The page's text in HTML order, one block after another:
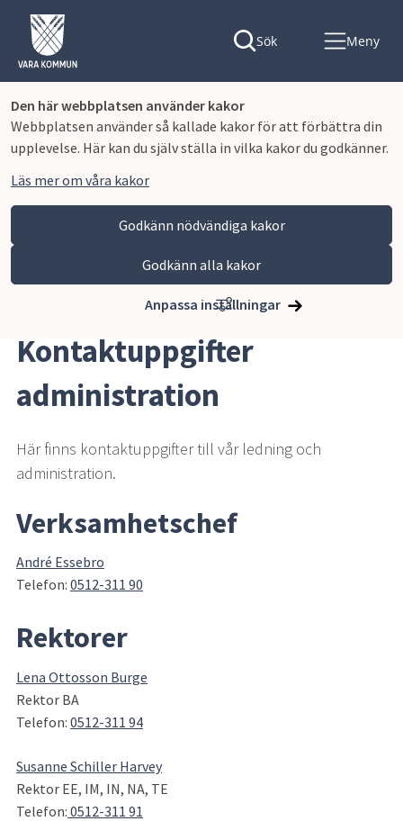
Den här webbplatsen använder kakor
Webbplatsen använder så kallade kakor för att förbättra din
upplevelse. Här kan du själv ställa in vilka kakor du godkänner.
Läs mer om våra kakor
Godkänn nödvändiga kakor
Godkänn alla kakor
Anpassa inställningar
Sök Meny
Lagmansgymnasiet
Kontakta oss
Kontaktuppgifter administration
Kontaktuppgifter
administration
Här finns kontaktuppgifter till vår ledning och
administration.
Verksamhetschef
André Essebro
Telefon: 0512-311 90
Rektorer
Lena Ottosson Burge
Rektor BA
Telefon: 0512-311 94
Susanne Schiller Harvey
Rektor EE, IM, IN, NA, TE
Telefon: 0512-311 91